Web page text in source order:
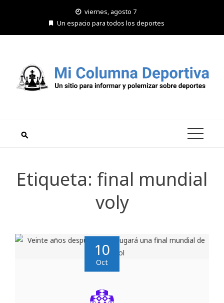
viernes, agosto 7
Un espacio para todos los deportes
Etiqueta: final mundial
voly
10
Oct